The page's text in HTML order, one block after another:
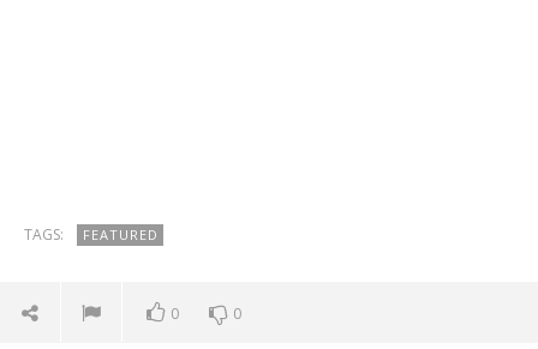
TAGS: FEATURED
0 0